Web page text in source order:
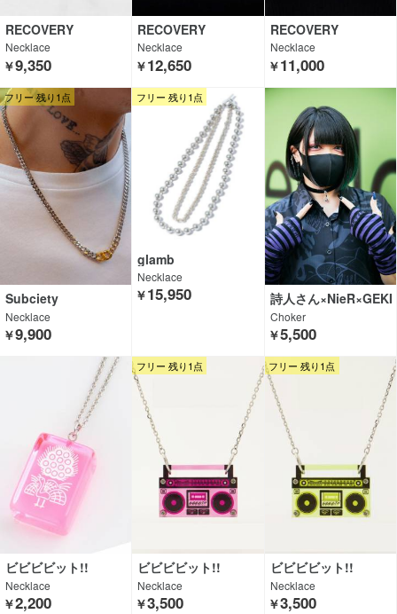
RECOVERY
Necklace
￥9,350
RECOVERY
Necklace
￥12,650
RECOVERY
Necklace
￥11,000
フリー 残り1点
Subciety
Necklace
￥9,900
フリー 残り1点
glamb
Necklace
￥15,950 詩人さん×NieR×GEKI
ROCK CLOTHING
Choker
￥5,500
ビビビビット!!
Necklace
￥2,200
フリー 残り1点
ビビビビット!!
Necklace
￥3,500
フリー 残り1点
ビビビビット!!
Necklace
￥3,500